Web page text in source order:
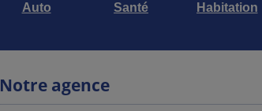
Auto Santé Habitation
Notre agence